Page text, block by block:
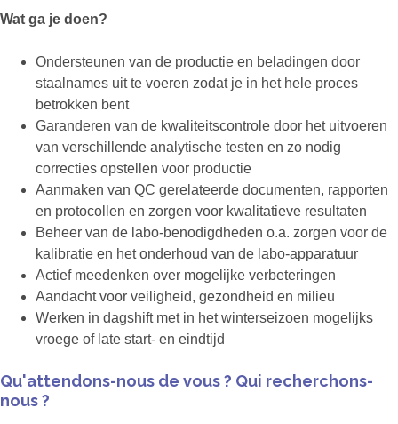
Wat ga je doen?
Ondersteunen van de productie en beladingen door
staalnames uit te voeren zodat je in het hele proces
betrokken bent
Garanderen van de kwaliteitscontrole door het uitvoeren
van verschillende analytische testen en zo nodig
correcties opstellen voor productie
Aanmaken van QC gerelateerde documenten, rapporten
en protocollen en zorgen voor kwalitatieve resultaten
Beheer van de labo-benodigdheden o.a. zorgen voor de
kalibratie en het onderhoud van de labo-apparatuur
Actief meedenken over mogelijke verbeteringen
Aandacht voor veiligheid, gezondheid en milieu
Werken in dagshift met in het winterseizoen mogelijks
vroege of late start- en eindtijd
Qu'attendons-nous de vous ? Qui recherchons-
nous ?